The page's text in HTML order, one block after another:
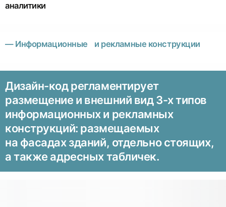
аналитики
— Информационные и рекламные конструкции
Дизайн-код регламентирует
размещение и внешний вид 3-х типов
информационных и рекламных
конструкций: размещаемых
на фасадах зданий, отдельно стоящих,
а также адресных табличек.